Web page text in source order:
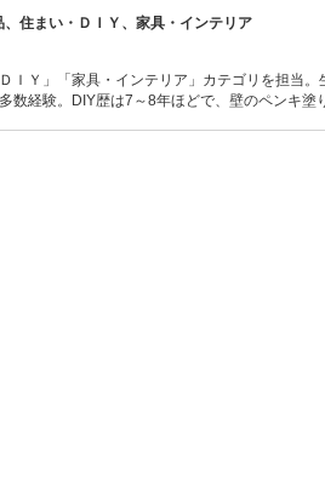
住まい・ＤＩＹ、家具・インテリア
ＩＹ」「家具・インテリア」カテゴリを担当
数経験。DIY歴は7～8年ほどで、壁のペンキ塗